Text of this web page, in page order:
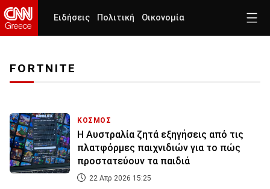
Ειδήσεις Πολιτική Οικονομία
FORTNITE
ΚΟΣΜΟΣ
Η Αυστραλία ζητά εξηγήσεις από τις
πλατφόρμες παιχνιδιών για το πώς
προστατεύουν τα παιδιά
22 Απρ 2026 15:25